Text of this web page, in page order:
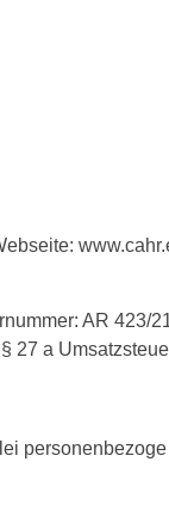
AR 423/
27 a